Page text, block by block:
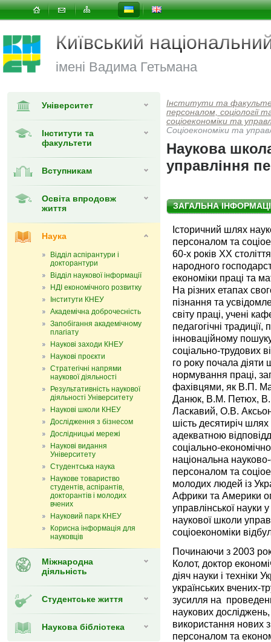
Київський
імені Вадима Гетьмана
Університет
Інститути та
факультети
Вступникам
Освіта впродовж
життя
Наука
Відділ аспірантури і
докторантури
Відділ наукової інформації
НДІ економічного розвитку
Інститути КНЕУ
Академічна доброчесність
Запобігання академічному
плагіату
Наукові заходи КНЕУ
Наукові проєкти
Стратегічні напрями
наукової діяльності
Результативність наукової
діяльності Університету
Наукові школи КНЕУ
Дослідження з бізнесом
Дослідницькі мережі
Наукові видання
Університету
Студентська наука
Наукове товариство
студентів, аспірантів,
докторантів і молодих
вчених
Науковий парк КНЕУ
Корисна інформація для
науковців
Міжнародна
діяльність
Студентське життя
Наукова бібліотека
Інститути та
персоналом, соціології
соціоекономіки та
Соціоекономіки та
Наукова
управління
ЗАГАЛЬНА
Історичний шлях
персоналом та
60-х років XX
народного
економіки праці та
На різних етапах
пізнання та
світу праці, учені
педагогічні
інноваційному
соціально-трудових
го року почала діяти
нормування праці,
фахівцями, як В.П.
Данюк, В.М. Петюх,
Ласкавий, О.В.
шість десятиріч
адекватною
соціально-
національна
персоналом та
молодих людей із
Африки та Америки
управлінської науки
наукової школи
соціоекономіки
Починаючи з 2003
Колот, доктор
діяч науки і техніки
українських вчених-
зусилля на
наукових
використання нових
персоналом та